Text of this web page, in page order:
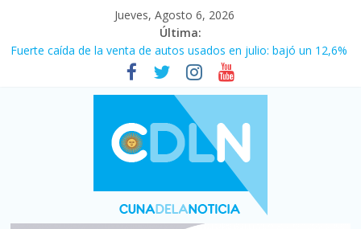
Jueves, Agosto 6, 2026
Última:
Fuerte caída de la venta de autos usados en julio: bajó un 12,6%
Central venció 1 a 0 al River de Coudet en el Monumental
La morosidad alcanzó su nivel más alto en dos décadas y ya
afecta a 400 mil deudores en Santa Fe
Desde que asumió Milei cerraron 41.000 kioscos: el sector
denuncia crisis como en 2001
Vacaciones de invierno con más movimiento y consumo
turístico: 4,6 millones de personas viajaron por el país, un 5,9%